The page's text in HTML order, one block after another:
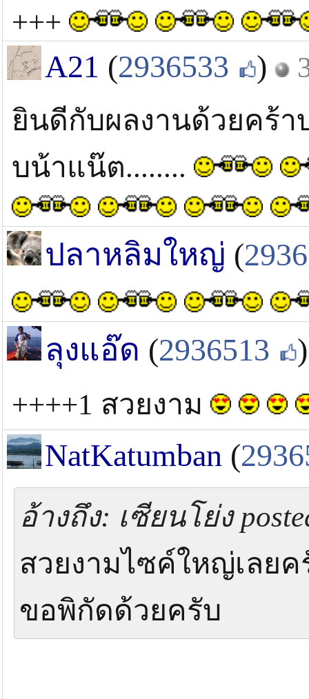
+++
A21 (2936533 )
ยินดีกับผลงานด้วยคร้
บน้าแน๊ต........
ปลาหลิมใหญ่ (
ลุงแอ๊ด (2936513 )
++++1 สวยงาม
NatKatumban (
อ้างถึง: เซียนโย่ง
สวยงามไซค์ใหญ่เลยค
ขอพิกัดด้วยครับ